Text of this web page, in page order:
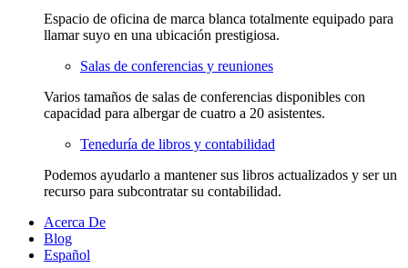
Espacio de oficina de marca blanca totalmente equipado para
llamar suyo en una ubicación prestigiosa.
Salas de conferencias y reuniones
Varios tamaños de salas de conferencias disponibles con
capacidad para albergar de cuatro a 20 asistentes.
Teneduría de libros y contabilidad
Podemos ayudarlo a mantener sus libros actualizados y ser un
recurso para subcontratar su contabilidad.
Acerca De
Blog
Español